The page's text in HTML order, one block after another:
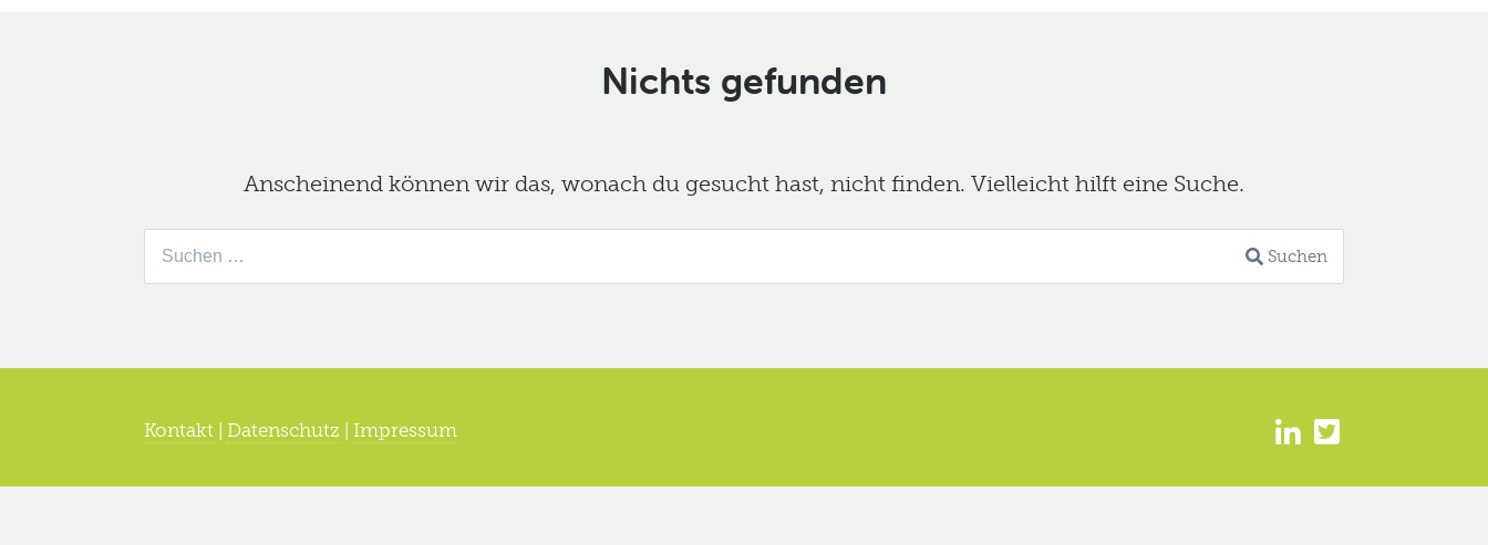
Nichts gefunden
Anscheinend können wir das, wonach du gesucht hast, nicht finden. Vielleicht hilft eine Suche.
Suche
nach:
Suchen
Kontakt| Datenschutz | Impressum